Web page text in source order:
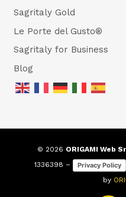
Sagritaly Gold
Le Porte del Gusto®
Sagritaly for Business
Blog
© 2026 ORIGAMI Web
1336398 –
Privacy Policy
by